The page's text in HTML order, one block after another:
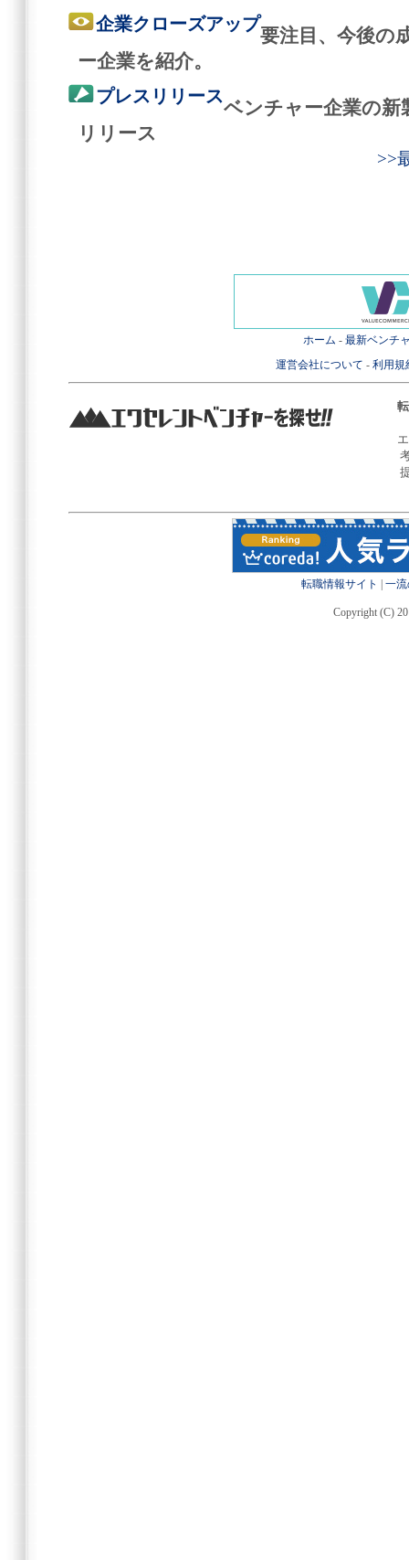
企業クローズアップ
要注目、今後の
ー企業を紹介。
プレスリリース
ベンチャー企業の新
リリース
>>
ホーム - 最新ベンチ
運営会社について - 利用規
転職情報サイト 一
Copyright (C)